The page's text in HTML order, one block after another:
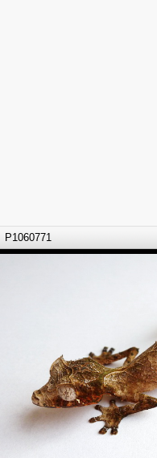
P1060771